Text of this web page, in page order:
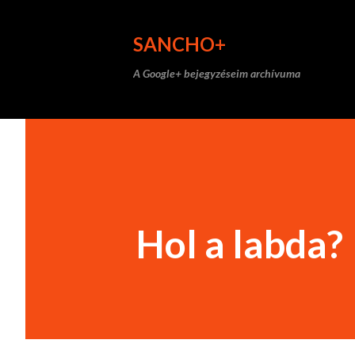
SANCHO+
A Google+ bejegyzéseim archívuma
Hol a labda?